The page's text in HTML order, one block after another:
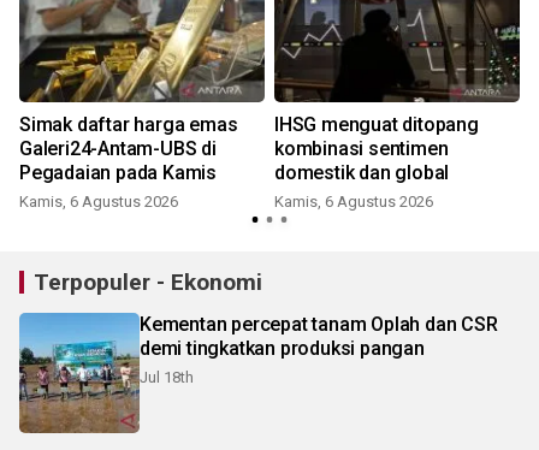
Simak daftar harga emas
Galeri24-Antam-UBS di
Pegadaian pada Kamis
Kamis, 6 Agustus 2026
IHSG menguat ditopang
kombinasi sentimen
domestik dan global
Kamis, 6 Agustus 2026
Terpopuler - Ekonomi
Kementan percepat tanam Oplah dan CSR
demi tingkatkan produksi pangan
Jul 18th